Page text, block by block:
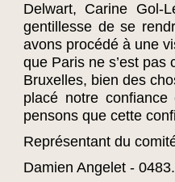
Delwart, Carine Gol-
gentillesse de se
avons procédé à une
que Paris ne s’est pas
Bruxelles, bien des
placé notre
pensons que cette
Représentant du
Damien Angelet -